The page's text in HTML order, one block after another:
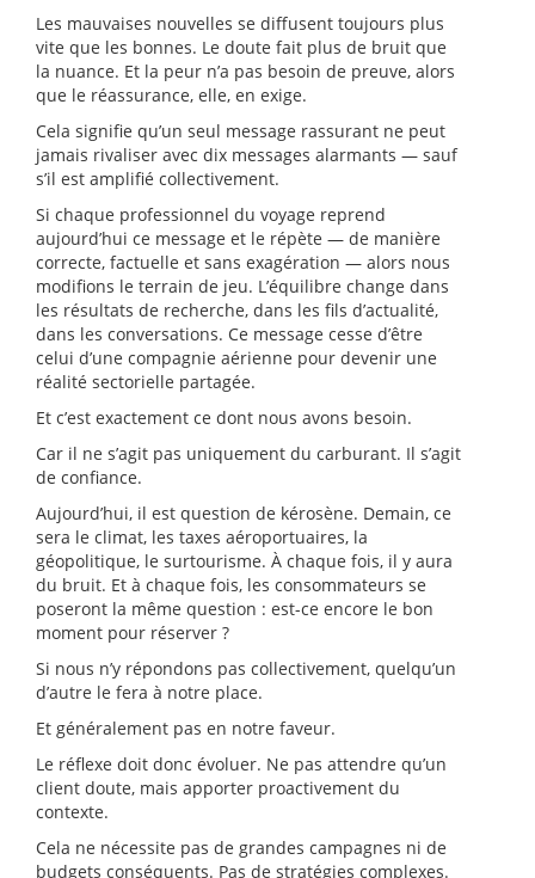
Les mauvaises nouvelles se diffusent toujours plus
vite que les bonnes. Le doute fait plus de bruit que
la nuance. Et la peur n’a pas besoin de preuve, alors
que le réassurance, elle, en exige.
Cela signifie qu’un seul message rassurant ne peut
jamais rivaliser avec dix messages alarmants — sauf
s’il est amplifié collectivement.
Si chaque professionnel du voyage reprend
aujourd’hui ce message et le répète — de manière
correcte, factuelle et sans exagération — alors nous
modifions le terrain de jeu. L’équilibre change dans
les résultats de recherche, dans les fils d’actualité,
dans les conversations. Ce message cesse d’être
celui d’une compagnie aérienne pour devenir une
réalité sectorielle partagée.
Et c’est exactement ce dont nous avons besoin.
Car il ne s’agit pas uniquement du carburant. Il s’agit
de confiance.
Aujourd’hui, il est question de kérosène. Demain, ce
sera le climat, les taxes aéroportuaires, la
géopolitique, le surtourisme. À chaque fois, il y aura
du bruit. Et à chaque fois, les consommateurs se
poseront la même question : est-ce encore le bon
moment pour réserver ?
Si nous n’y répondons pas collectivement, quelqu’un
d’autre le fera à notre place.
Et généralement pas en notre faveur.
Le réflexe doit donc évoluer. Ne pas attendre qu’un
client doute, mais apporter proactivement du
contexte.
Cela ne nécessite pas de grandes campagnes ni de
budgets conséquents. Pas de stratégies complexes.